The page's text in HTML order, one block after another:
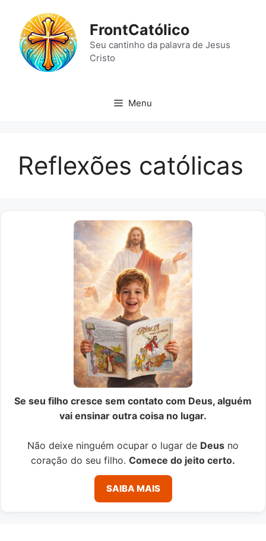
conteúdo
FrontCatólico
Seu cantinho da palavra de Jesus
Cristo
Menu
Reflexões católicas
Se seu filho cresce sem contato com Deus, alguém
vai ensinar outra coisa no lugar.
Não deixe ninguém ocupar o lugar de Deus no
coração do seu filho. Comece do jeito certo.
SAIBA MAIS